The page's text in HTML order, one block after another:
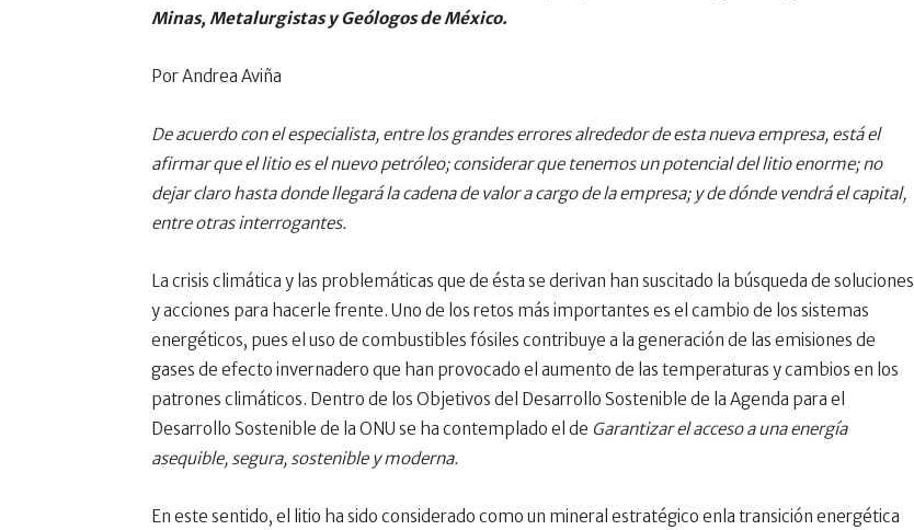
Minas, Metalurgistas y Geólogos de México.
Por Andrea Aviña
De acuerdo con el especialista, entre los grandes errores alrededor de esta nueva empresa, está el
afirmar que el litio es el nuevo petróleo; considerar que tenemos un potencial del litio enorme; no
dejar claro hasta donde llegará la cadena de valor a cargo de la empresa; y de dónde vendrá el capital,
entre otras interrogantes.
La crisis climática y las problemáticas que de ésta se derivan han suscitado la búsqueda de soluciones
y acciones para hacerle frente. Uno de los retos más importantes es el cambio de los sistemas
energéticos, pues el uso de combustibles fósiles contribuye a la generación de las emisiones de
gases de efecto invernadero que han provocado el aumento de las temperaturas y cambios en los
patrones climáticos. Dentro de los Objetivos del Desarrollo Sostenible de la Agenda para el
Desarrollo Sostenible de la ONU se ha contemplado el de Garantizar el acceso a una energía
asequible, segura, sostenible y moderna.
En este sentido, el litio ha sido considerado como un mineral estratégico enla transición energética